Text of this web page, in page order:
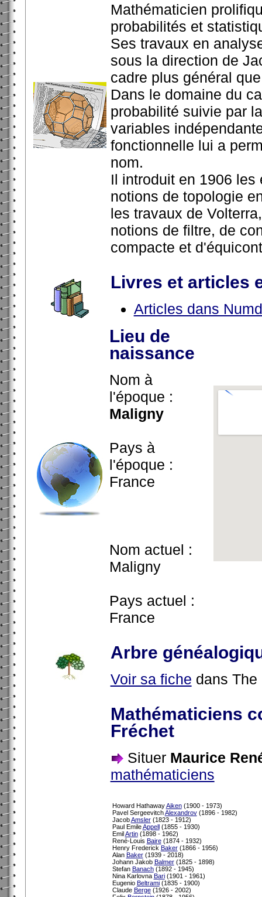
Mathématicien
probabilités et
Ses travaux en
sous la direction de
cadre plus général
Dans le domaine du
probabilité suivie par
variables
fonctionnelle lui a
nom.
Il introduit en 1906
notions de topologie
les travaux de
notions de filtre, de
compacte et
Livres et articles
Articles dans
Lieu de
naissance
Nom à
l'époque :
Maligny
Pays à
l'époque :
France
Nom actuel :
Maligny
Pays actuel :
France
Arbre
Voir sa fiche dans
Mathématiciens
Fréchet
Situer Maurice
mathématiciens
Howard HathawayAiken(1900 - 1973)
Pavel SergeevitchAlexandrov(1896 - 1982)
JacobAmsler(1823 - 1912)
Paul EmileAppell(1855 - 1930)
EmilArtin(1898 - 1962)
René-Louis Baire(1874 - 1932)
Henry Frederick Baker(1866 - 1956)
Alan Baker(1939 - 2018)
Johann Jakob Balmer(1825 - 1898)
Stefan Banach(1892 - 1945)
Nina Karlovna Bari(1901 - 1961)
Eugenio Beltrami(1835 - 1900)
Claude Berge(1926 - 2002)